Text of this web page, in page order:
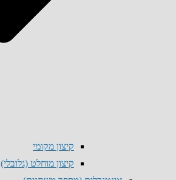
קיצון מקומי
קיצון מוחלט (גלובלי)